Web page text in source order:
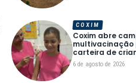
Coxim abre
carteira de
6 de agosto de 2026
COXIM